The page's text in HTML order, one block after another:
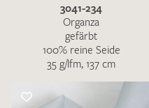
3041-234
Organza
gefärbt
100% reine Seide
35 g/lfm, 137 cm